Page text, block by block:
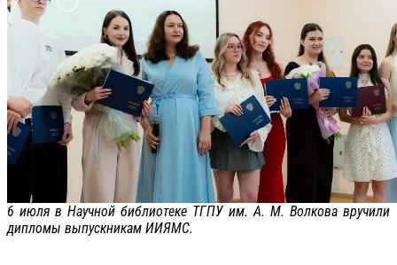
6 июля в Научной библиотеке ТГПУ им. А. М. Волкова вручили
дипломы выпускникам ИИЯМС.